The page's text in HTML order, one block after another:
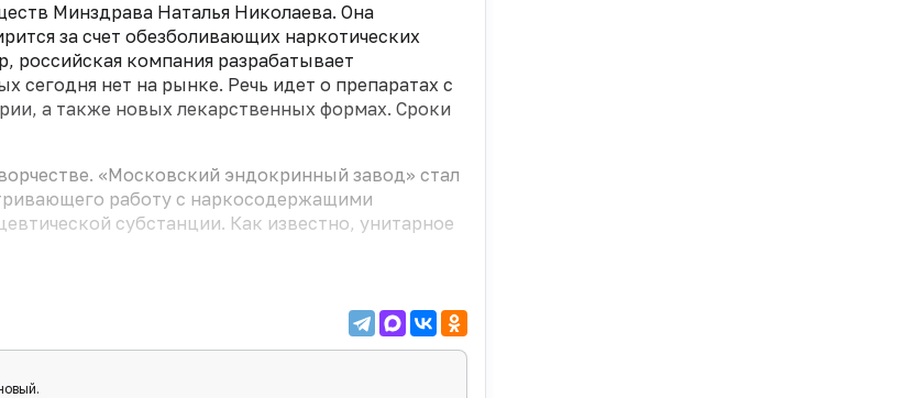
Минздрава Наталья Николаева. Она
за счет обезболивающих наркотических
российская компания разрабатывает
нет на рынке. Речь идет о препаратах с
а также новых лекарственных формах. Сроки
«Московский эндокринный завод» стал
работу с наркосодержащими
субстанции. Как известно, унитарное